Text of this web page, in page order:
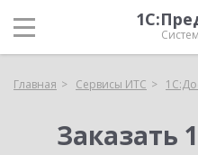
Главная Сервисы ИТС
Заказать